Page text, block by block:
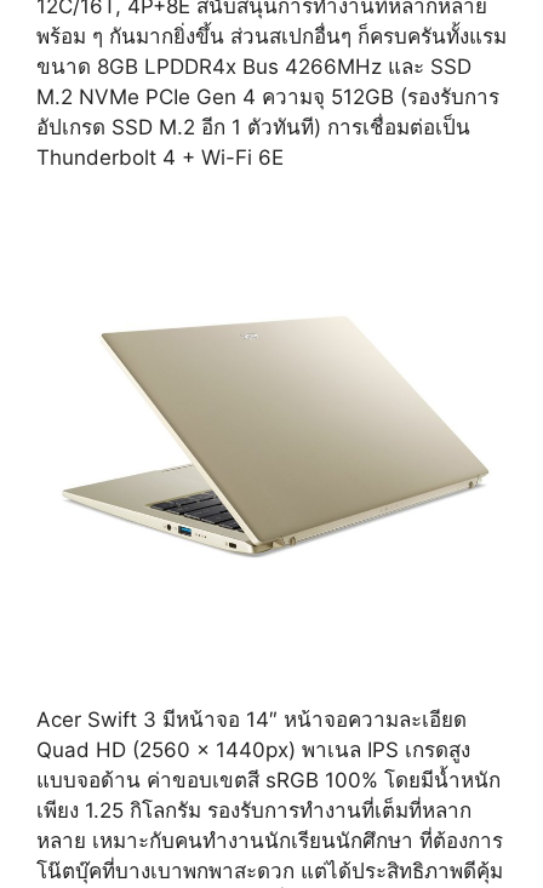
12C/16T, 4P+8E สนับสนุนการทำงานที่หลากหลาย
พร้อม ๆ กันมากยิ่งขึ้น ส่วนสเปกอื่นๆ ก็ครบครันทั้งแรม
ขนาด 8GB LPDDR4x Bus 4266MHz และ SSD
M.2 NVMe PCIe Gen 4 ความจุ 512GB (รองรับการ
อัปเกรด SSD M.2 อีก 1 ตัวทันที) การเชื่อมต่อเป็น
Thunderbolt 4 + Wi-Fi 6E
Acer Swift 3 มีหน้าจอ 14″ หน้าจอความละเอียด
Quad HD (2560 x 1440px) พาเนล IPS เกรดสูง
แบบจอด้าน ค่าขอบเขตสี sRGB 100% โดยมีน้ำหนัก
เพียง 1.25 กิโลกรัม รองรับการทำงานที่เต็มที่หลาก
หลาย เหมาะกับคนทำงานนักเรียนนักศึกษา ที่ต้องการ
โน๊ตบุ๊คที่บางเบาพกพาสะดวก แต่ได้ประสิทธิภาพดีคุ้ม